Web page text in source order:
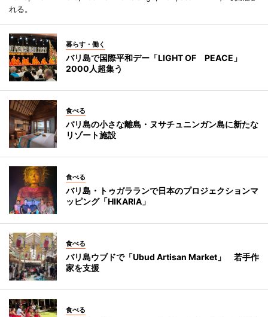
れる。
暮らす・働く
バリ島で国際平和デー「LIGHT OF PEACE」
2000人超集う
食べる
バリ島の小さな離島・ヌサチュニンガン島に新たな
リゾート施設
食べる
バリ島・トゥガラランで日本のプロジェクションマ
ッピング「HIKARIA」
食べる
バリ島ウブドで「Ubud Artisan Market」 若手作
家を支援
食べる